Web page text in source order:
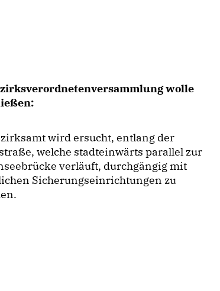
wolle
wird ersucht, entlang der
welche stadteinwärts parallel zur
verläuft, durchgängig mit
Sicherungseinrichtungen zu